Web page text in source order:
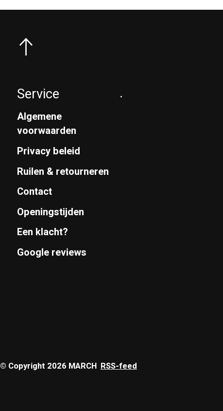
Service
Algemene
voorwaarden
Privacy beleid
Ruilen & retourneren
Contact
Openingstijden
Een klacht?
Google reviews
.
© Copyright 2026 MARCH RSS-feed